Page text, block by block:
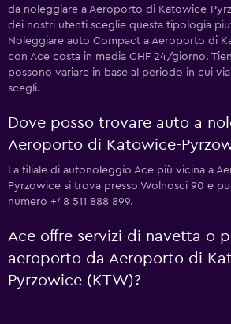
da noleggiare a Aeroporto di Katowice-
dei nostri utenti sceglie questa tipologia
Noleggiare auto Compact a Aeroporto di
con Ace costa in media CHF 24/giorno.
possono variare in base al periodo in cui
scegli.
Dove posso trovare auto a
Aeroporto di Katowice-
La filiale di autonoleggio Ace più vicina a
Pyrzowice si trova presso Wolnosci 90 e
numero +48 511 888 899.
Ace offre servizi di navetta o
aeroporto da Aeroporto di
Pyrzowice (KTW)?